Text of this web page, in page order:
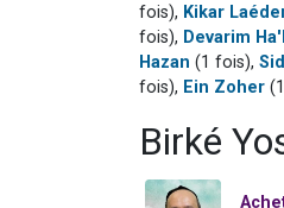
fois), Kikar
fois), Devarim
Hazan (1 fois),
fois), Ein Zoher
Birké